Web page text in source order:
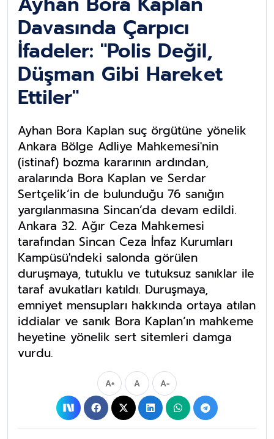
Davasında Çarpıcı
İfadeler: "Polis Değil,
Düşman Gibi Hareket
Ettiler"
Ayhan Bora Kaplan suç örgütüne yönelik
Ankara Bölge Adliye Mahkemesi'nin
(istinaf) bozma kararının ardından,
aralarında Bora Kaplan ve Serdar
Sertçelik’in de bulunduğu 76 sanığın
yargılanmasına Sincan’da devam edildi.
Ankara 32. Ağır Ceza Mahkemesi
tarafından Sincan Ceza İnfaz Kurumları
Kampüsü'ndeki salonda görülen
duruşmaya, tutuklu ve tutuksuz sanıklar ile
taraf avukatları katıldı. Duruşmaya,
emniyet mensupları hakkında ortaya atılan
iddialar ve sanık Bora Kaplan’ın mahkeme
heyetine yönelik sert sitemleri damga
vurdu.
A+ A A-